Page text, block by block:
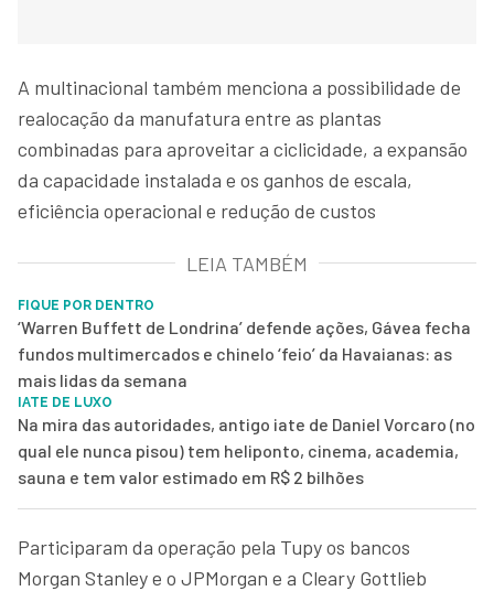
A multinacional também menciona a possibilidade de
realocação da manufatura entre as plantas
combinadas para aproveitar a ciclicidade, a expansão
da capacidade instalada e os ganhos de escala,
eficiência operacional e redução de custos
LEIA TAMBÉM
FIQUE POR DENTRO
‘Warren Buffett de Londrina’ defende ações, Gávea fecha
fundos multimercados e chinelo ‘feio’ da Havaianas: as
mais lidas da semana
IATE DE LUXO
Na mira das autoridades, antigo iate de Daniel Vorcaro (no
qual ele nunca pisou) tem heliponto, cinema, academia,
sauna e tem valor estimado em R$ 2 bilhões
Participaram da operação pela Tupy os bancos
Morgan Stanley e o JPMorgan e a Cleary Gottlieb